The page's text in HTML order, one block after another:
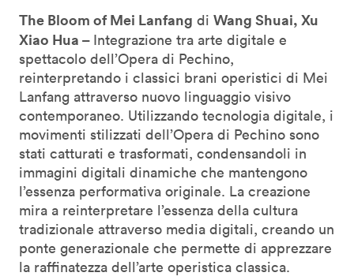
The Bloom of Mei Lanfang di Wang Shuai, Xu
Xiao Hua – Integrazione tra arte digitale e
spettacolo dell’Opera di Pechino,
reinterpretando i classici brani operistici di Mei
Lanfang attraverso nuovo linguaggio visivo
contemporaneo. Utilizzando tecnologia digitale, i
movimenti stilizzati dell’Opera di Pechino sono
stati catturati e trasformati, condensandoli in
immagini digitali dinamiche che mantengono
l’essenza performativa originale. La creazione
mira a reinterpretare l’essenza della cultura
tradizionale attraverso media digitali, creando un
ponte generazionale che permette di apprezzare
la raffinatezza dell’arte operistica classica.